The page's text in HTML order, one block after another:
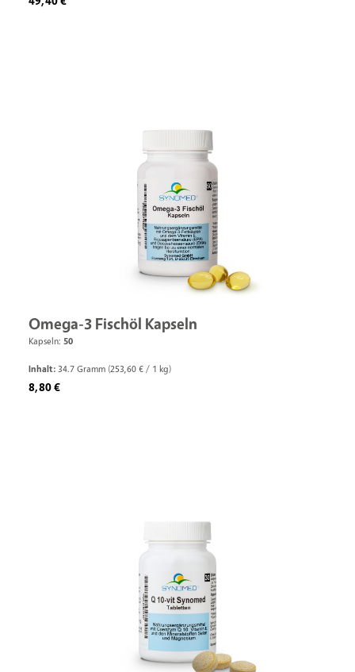
Omega-3 Fischöl Kapseln
Kapseln: 50
Inhalt: 34.7 Gramm (253,60 € / 1 kg)
Regulärer Preis:
8,80 €